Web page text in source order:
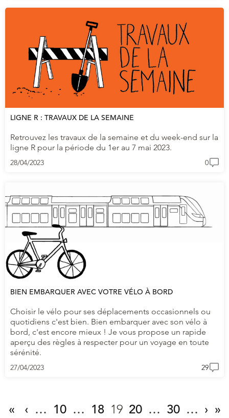
LIGNE R : TRAVAUX DE LA SEMAINE
Retrouvez les travaux de la semaine et du week-end sur la
ligne R pour la période du 1er au 7 mai 2023.
28/04/2023 0
BIEN EMBARQUER AVEC VOTRE VÉLO À BORD
Choisir le vélo pour ses déplacements occasionnels ou
quotidiens c'est bien. Bien embarquer avec son vélo à
bord, c'est encore mieux ! Je vous propose un rapide
aperçu des règles à respecter pour un voyage en toute
sérénité.
27/04/2023 29
« ‹ … 10 … 18 19 20 … 30 … › »